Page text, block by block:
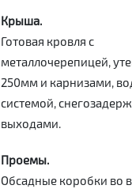
Крыша.
Готовая кровля с
металлочерепицей,
250мм и карнизами,
системой,
выходами.
Проемы.
Обсадные коробки во